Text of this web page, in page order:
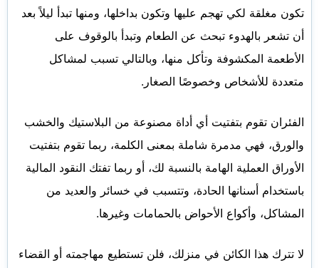
تكون مغلقة لكي تهجم عليها وتكون بداخلها، ومنها تبدأ ليلاً بعد
أن تشعر بالهدوء تبحث عن الطعام وتبدأ بالوقوف على
الأطعمة المكشوفة وتأكل منها، وبالتالي تسبب لمشاكل
متعددة للأشخاص وخصوصًا الصغار.
الفئران تقوم بتفتيت أي أداة مصنوعة من البلاستيك والخشب
والورق، فهي مدمرة شاملة بمعنى الكلمة، ربما تقوم بتفتيت
الأوراق العملية الهامة بالنسبة لك، أو ربما تفتك النقود المالية
باستخدام أسنانها الحادة، وتتسبب في خسائر والعديد من
المشاكل، وأكواع الأحواض بالحمامات وغيرها.
لا تترك هذا الكائن في منزلك، فلن تستطيع مهاجمته أو القضاء